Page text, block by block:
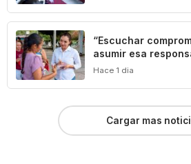
“Escuchar
asumir esa
Mely Romero
Hace 1 dia
Cargar mas